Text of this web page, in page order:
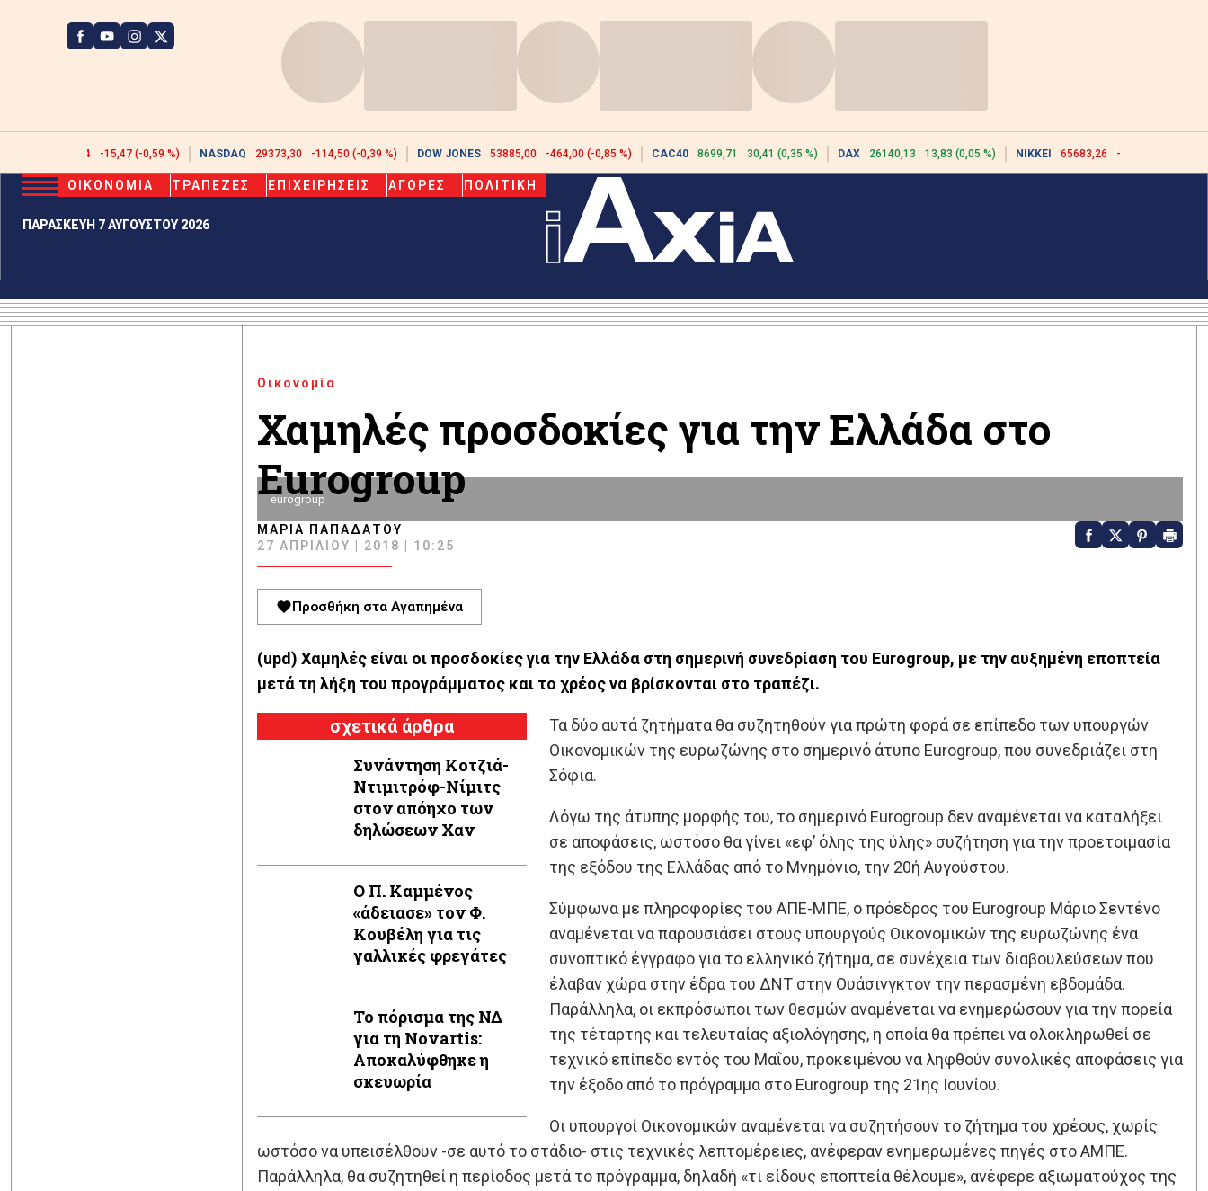
2608,44 -15,47 (-0,59 %) NASDAQ 29373,30 -114,50 (-0,39 %) DOW JONES 53885,00 -464,00 (-0,85 %) CAC40 8699,71 30,41 (0,35 %) DAX 26140,13 13,83 (0,05 %) NIKKEI 65683,26 -617,18 (-0,93 %)
ΠΑΡΑΣΚΕΥΗ 7 ΑΥΓΟΥΣΤΟΥ 2026
ΟΙΚΟΝΟΜΙΑ ΤΡΑΠΕΖΕΣ ΕΠΙΧΕΙΡΗΣΕΙΣ ΑΓΟΡΕΣ ΠΟΛΙΤΙΚΗ
Οικονομία
Χαμηλές προσδοκίες για την Ελλάδα στo
Eurogroup
eurogroup
ΜΑΡΊΑ ΠΑΠΑΔΆΤΟΥ
27 ΑΠΡΙΛΊΟΥ | 2018 | 10:25
Προσθήκη στα Αγαπημένα
(upd) Χαμηλές είναι οι προσδοκίες για την Ελλάδα στη σημερινή συνεδρίαση του Eurogroup, με την αυξημένη εποπτεία
μετά τη λήξη του προγράμματος και το χρέος να βρίσκονται στο τραπέζι.
σχετικά άρθρα
Συνάντηση Κοτζιά-
Ντιμιτρόφ-Νίμιτς
στον απόηχο των
δηλώσεων Χαν
Ο Π. Καμμένος
«άδειασε» τον Φ.
Κουβέλη για τις
γαλλικές φρεγάτες
Το πόρισμα της ΝΔ
για τη Novartis:
Αποκαλύφθηκε η
σκευωρία
Τα δύο αυτά ζητήματα θα συζητηθούν για πρώτη φορά σε επίπεδο των υπουργών
Οικονομικών της ευρωζώνης στο σημερινό άτυπο Eurogroup, που συνεδριάζει στη
Σόφια.
Λόγω της άτυπης μορφής του, το σημερινό Eurogroup δεν αναμένεται να καταλήξει
σε αποφάσεις, ωστόσο θα γίνει «εφ’ όλης της ύλης» συζήτηση για την προετοιμασία
της εξόδου της Ελλάδας από το Μνημόνιο, την 20ή Αυγούστου.
Σύμφωνα με πληροφορίες του ΑΠΕ-ΜΠΕ, ο πρόεδρος του Eurogroup Μάριο Σεντένο
αναμένεται να παρουσιάσει στους υπουργούς Οικονομικών της ευρωζώνης ένα
συνοπτικό έγγραφο για το ελληνικό ζήτημα, σε συνέχεια των διαβουλεύσεων που
έλαβαν χώρα στην έδρα του ΔΝΤ στην Ουάσινγκτον την περασμένη εβδομάδα.
Παράλληλα, οι εκπρόσωποι των θεσμών αναμένεται να ενημερώσουν για την πορεία
της τέταρτης και τελευταίας αξιολόγησης, η οποία θα πρέπει να ολοκληρωθεί σε
τεχνικό επίπεδο εντός του Μαΐου, προκειμένου να ληφθούν συνολικές αποφάσεις για
την έξοδο από το πρόγραμμα στο Εurogroup της 21ης Ιουνίου.
Οι υπουργοί Οικονομικών αναμένεται να συζητήσουν το ζήτημα του χρέους, χωρίς
ωστόσο να υπεισέλθουν -σε αυτό το στάδιο- στις τεχνικές λεπτομέρειες, ανέφεραν ενημερωμένες πηγές στο ΑΜΠΕ.
Παράλληλα, θα συζητηθεί η περίοδος μετά το πρόγραμμα, δηλαδή «τι είδους εποπτεία θέλουμε», ανέφερε αξιωματούχος της